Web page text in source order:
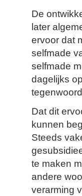
De
later
ervoor dat
selfmade
selfmade
dagelijks
Dat dit
kunnen
Steeds
te maken
andere
verarming